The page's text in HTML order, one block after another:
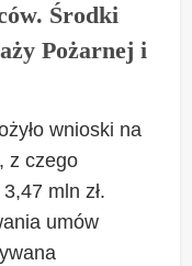
Środki
Pożarnej i
wnioski na
z czego
mln zł.
umów